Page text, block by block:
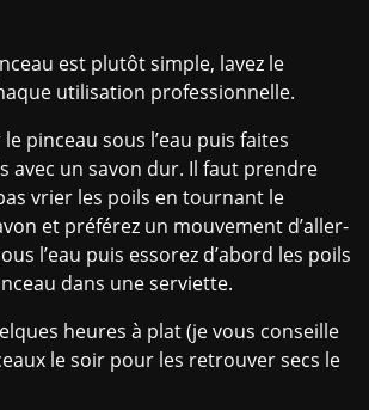
est plutôt simple, lavez le
utilisation professionnelle.
pinceau sous l’eau puis faites
avec un savon dur. Il faut prendre
vrier les poils en tournant le
et préférez un mouvement d’aller-
l’eau puis essorez d’abord les poils
dans une serviette.
heures à plat (je vous conseille
le soir pour les retrouver secs le